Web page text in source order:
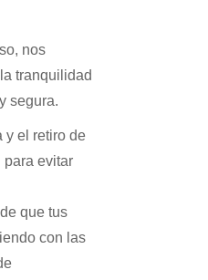
nos
tranquilidad
segura.
y el retiro de
para evitar
que tus
con las